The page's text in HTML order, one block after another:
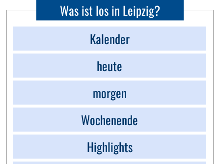
Was ist los in Leipzig?
Kalender
heute
morgen
Wochenende
Highlights